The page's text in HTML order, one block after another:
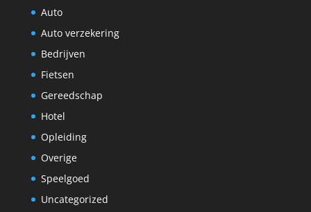
Auto
Auto verzekering
Bedrijven
Fietsen
Gereedschap
Hotel
Opleiding
Overige
Speelgoed
Uncategorized